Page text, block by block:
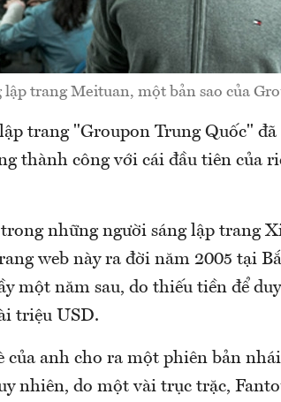
trang Meituan, một bản sao của
trang "Groupon Trung Quốc"
thành công với cái đầu tiên của
những người sáng lập trang
web này ra đời năm 2005 tại
một năm sau, do thiếu tiền để
triệu USD.
của anh cho ra một phiên bản
nhiên, do một vài trục trặc,